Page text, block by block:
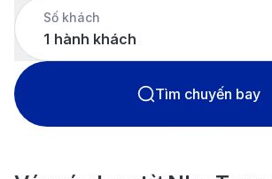
Số khách
1 hành khách
Tìm chuyến bay